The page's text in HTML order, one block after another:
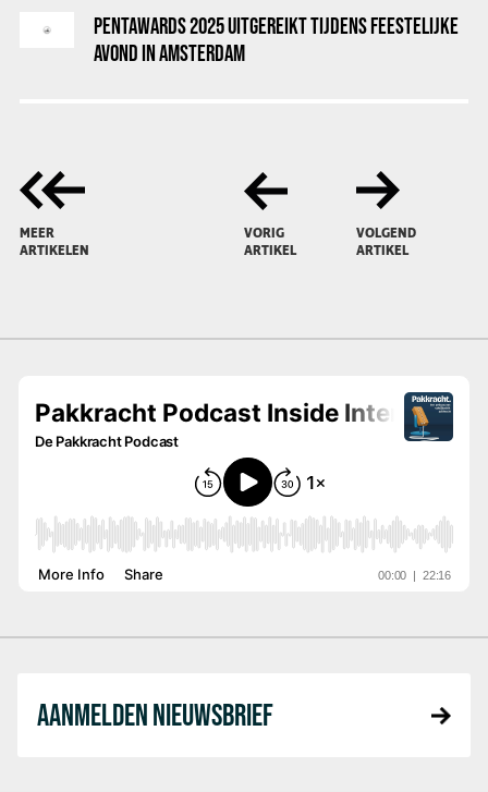
PENTAWARDS 2025 UITGEREIKT TIJDENS FEESTELIJKE
AVOND IN AMSTERDAM
MEER
ARTIKELEN
VORIG
ARTIKEL
VOLGEND
ARTIKEL
AANMELDEN NIEUWSBRIEF